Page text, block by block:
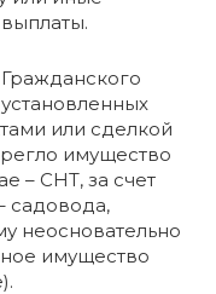
Гражданского
или сделкой
имущество
– СНТ, за счет
садовода,
неосновательно
имущество